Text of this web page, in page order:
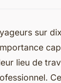
sur
lieu de